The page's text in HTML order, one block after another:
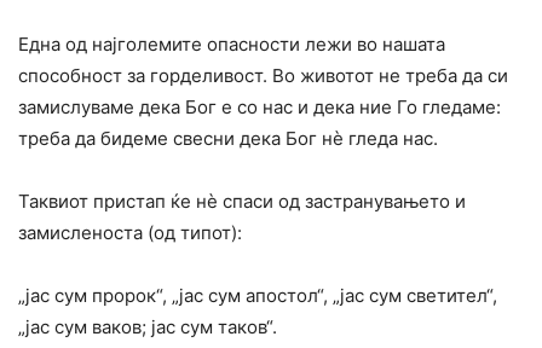
Една од најголемите опасности лежи во нашата
способност за горделивост. Во животот не треба да си
замислуваме дека Бог е со нас и дека ние Го гледаме:
треба да бидеме свесни дека Бог нѐ гледа нас.
Таквиот пристап ќе нѐ спаси од застранувањето и
замисленоста (од типот):
„јас сум пророк“, „јас сум апостол“, „јас сум светител“,
„јас сум ваков; јас сум таков“.